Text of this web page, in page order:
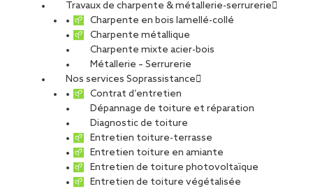
Travaux de charpente & métallerie-serrurerie
Charpente en bois lamellé-collé
Charpente métallique
Charpente mixte acier-bois
Métallerie – Serrurerie
Nos services Soprassistance
Contrat d’entretien
Dépannage de toiture et réparation
Diagnostic de toiture
Entretien toiture-terrasse
Entretien toiture en amiante
Entretien de toiture photovoltaïque
Entretien de toiture végétalisée